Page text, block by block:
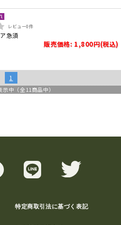
レビュー0件
急須
販売価格: 1,800円(税込)
1
示中（全 11商品中）
特定商取引法に基づく表記